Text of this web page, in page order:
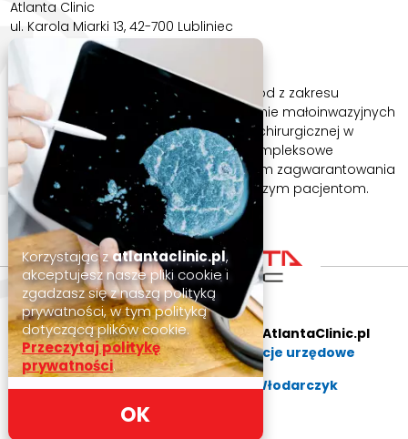
Atlanta Clinic
ul. Karola Miarki 13, 42-700 Lubliniec
ATLANTA CLINIC TO
Leczenie z użyciem bezpiecznych metod z zakresu
medycyny regeneracyjnej. Zastosowanie małoinwazyjnych
technik operacyjnych podczas pracy chirurgicznej w
dziedzinie ortopedii i traumatologii. Kompleksowe
połączenie ortopedii i rehabilitacji celem zagwarantowania
szybkiego powrotu do sprawności naszym pacjentom.
Wszystkie Prawa Zastrzeżone © AtlantaClinic.pl
Polityka prywatności,Informacje urzędowe
Stworzone z pasji:Mirosław Włodarczyk
Korzystając zatlantaclinic.pl,
akceptujesz nasze pliki cookie i
zgadzasz się z naszą polityką
prywatności, w tym polityką
dotyczącą plików cookie.
Przeczytaj politykę
prywatności.
OK